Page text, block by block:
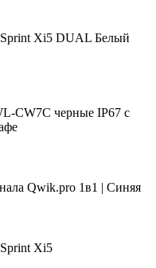
Хi5 DUAL Белый
CW7C черные IP67 с
Qwik.pro 1в1 | Cиняя
Хi5